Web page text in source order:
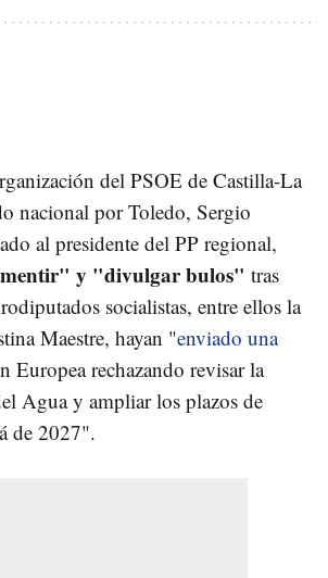
del PSOE de Castilla-La
nacional por Toledo, Sergio
al presidente del PP regional,
y "divulgar bulos" tras
socialistas, entre ellos la
Maestre, hayan "enviado una
Europea rechazando revisar la
Agua y ampliar los plazos de
de 2027".